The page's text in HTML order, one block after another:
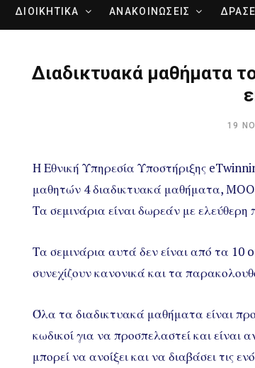
ΔΙΟΙΚΗΤΙΚΑ ΑΝΑΚΟΙΝΩΣΕΙΣ
Διαδικτυακά μαθήματα
19
Η Εθνική Υπηρεσία Υποστήριξης
μαθητών 4 διαδικτυακά μαθήματα,
Τα σεμινάρια είναι δωρεάν με ελεύθερη
Τα σεμινάρια αυτά δεν είναι από τα 10
συνεχίζουν κανονικά και τα
Όλα τα διαδικτυακά μαθήματα είναι
κωδικοί για να προσπελαστεί και είναι
μπορεί να ανοίξει και να διαβάσει τις